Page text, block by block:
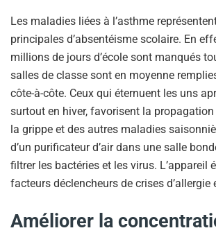
Les maladies liées à l’asthme
principales d’absentéisme scolaire. En
millions de jours d’école sont manqués
salles de classe sont en moyenne
côte-à-côte. Ceux qui éternuent les uns
surtout en hiver, favorisent la propagation
la grippe et des autres maladies
d’un purificateur d’air dans une salle
filtrer les bactéries et les virus. L’appareil
facteurs déclencheurs de crises d’allergie
Améliorer la